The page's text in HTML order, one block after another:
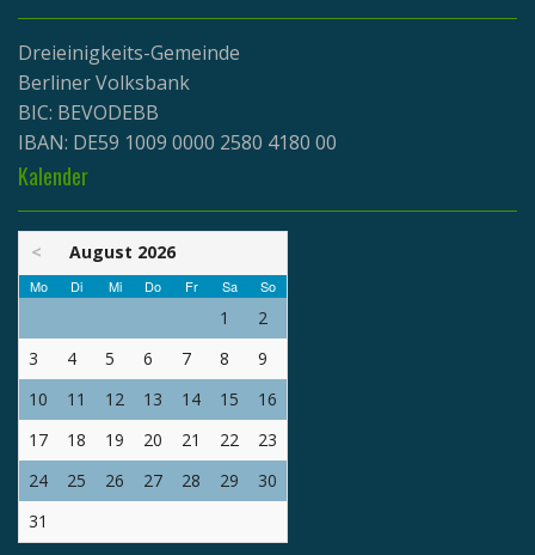
Dreieinigkeits-Gemeinde
Berliner Volksbank
BIC: BEVODEBB
IBAN: DE59 1009 0000 2580 4180 00
Kalender
< August 2026
Mo Di Mi Do Fr Sa So
1
2
3
4 5 6 7 8
9
10
11 12 13 14 15
16
17
18 19 20 21 22
23
24
25 26 27 28 29
30
31